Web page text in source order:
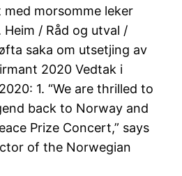
morsomme leker
/ Råd og utval /
saka om utsetjing av
2020 Vedtak i
1. “We are thrilled to
back to Norway and
Prize Concert,” says
of the Norwegian